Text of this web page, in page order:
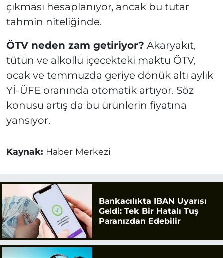
çıkması hesaplanıyor, ancak bu tutar
tahmin niteliğinde.
ÖTV neden zam getiriyor? Akaryakıt,
tütün ve alkollü içecekteki maktu ÖTV,
ocak ve temmuzda geriye dönük altı aylık
Yİ-ÜFE oranında otomatik artıyor. Söz
konusu artış da bu ürünlerin fiyatına
yansıyor.
Kaynak: Haber Merkezi
Bankacılıkta IBAN Uyarısı
Geldi: Tek Bir Hatalı Tuş
Paranızdan Edebilir